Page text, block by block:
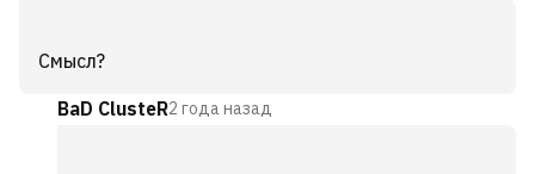
Смысл?
BaD ClusteR2 года назад